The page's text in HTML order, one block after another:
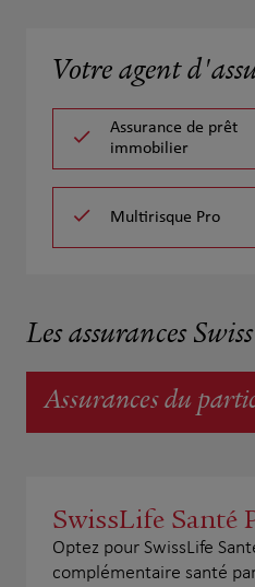
Votre agent
Assurance de prêt
immobilier
Multirisque Pro
Les assurances
Assurances du
SwissLife Santé
Optez pour SwissLife
complémentaire santé